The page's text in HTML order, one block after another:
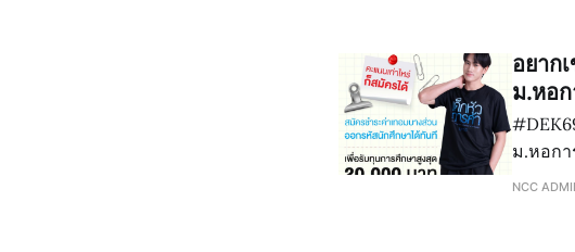
อยาก
ม.หอ
#DEK69 อยา
ม.หอกา
TGAT /
NCC